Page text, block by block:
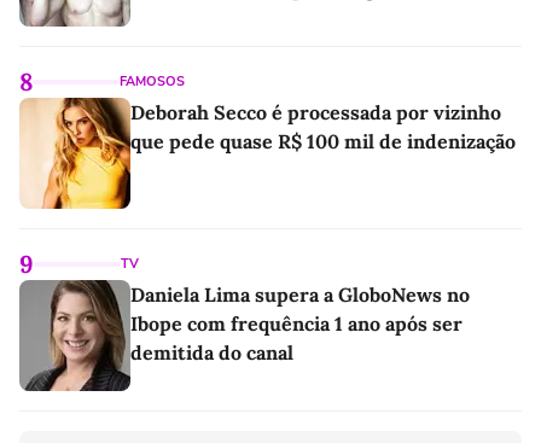
8 FAMOSOS
Deborah Secco é processada por vizinho
que pede quase R$ 100 mil de indenização
9 TV
Daniela Lima supera a GloboNews no
Ibope com frequência 1 ano após ser
demitida do canal